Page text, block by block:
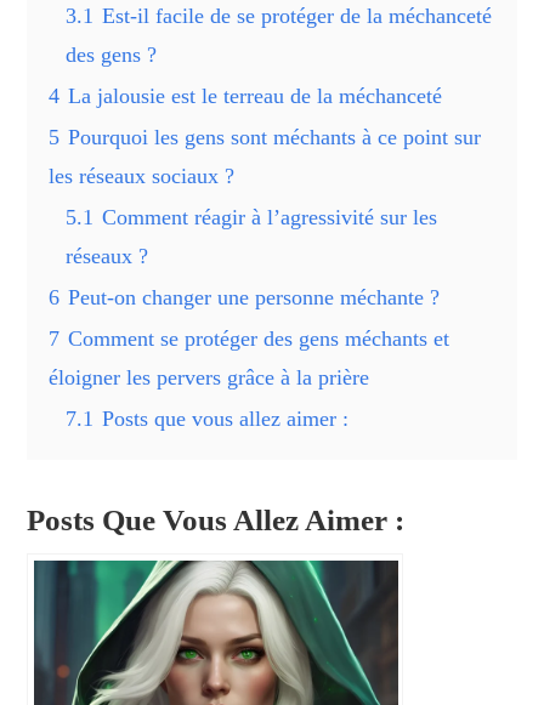
3.1 Est-il facile de se protéger de la méchanceté
des gens ?
4 La jalousie est le terreau de la méchanceté
5 Pourquoi les gens sont méchants à ce point sur
les réseaux sociaux ?
5.1 Comment réagir à l’agressivité sur les
réseaux ?
6 Peut-on changer une personne méchante ?
7 Comment se protéger des gens méchants et
éloigner les pervers grâce à la prière
7.1 Posts que vous allez aimer :
Posts Que Vous Allez Aimer :